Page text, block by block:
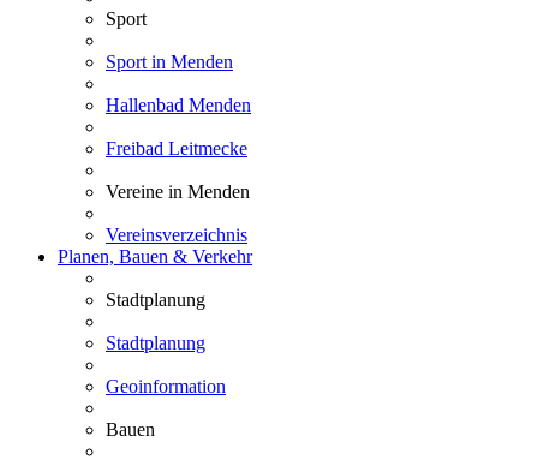
Sport
Sport in Menden
Hallenbad Menden
Freibad Leitmecke
Vereine in Menden
Vereinsverzeichnis
Planen, Bauen & Verkehr
Stadtplanung
Stadtplanung
Geoinformation
Bauen